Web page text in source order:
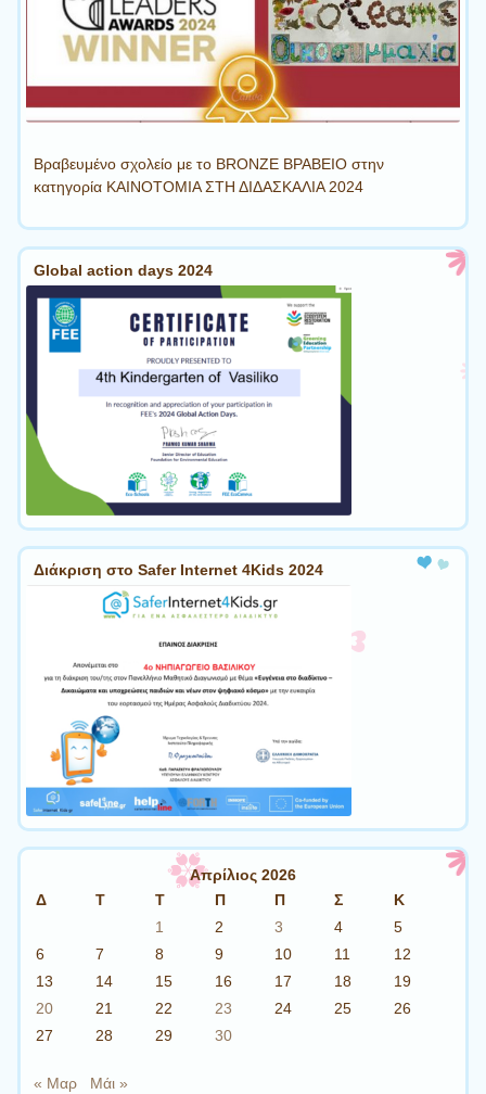
Βραβευμένο σχολείο με το BRONZE ΒΡΑΒΕΙΟ στην
κατηγορία ΚΑΙΝΟΤΟΜΙΑ ΣΤΗ ΔΙΔΑΣΚΑΛΙΑ 2024
Global action days 2024
Διάκριση στο Safer Internet 4Kids 2024
Απρίλιος 2026
Δ
Τ Τ Π Π Σ
Κ
1
2 3 4
5
6
7 8 9 10 11
12
13
14 15 16 17 18
19
20
21 22 23 24 25
26
27
28 29 30
« Μαρ Μάι »